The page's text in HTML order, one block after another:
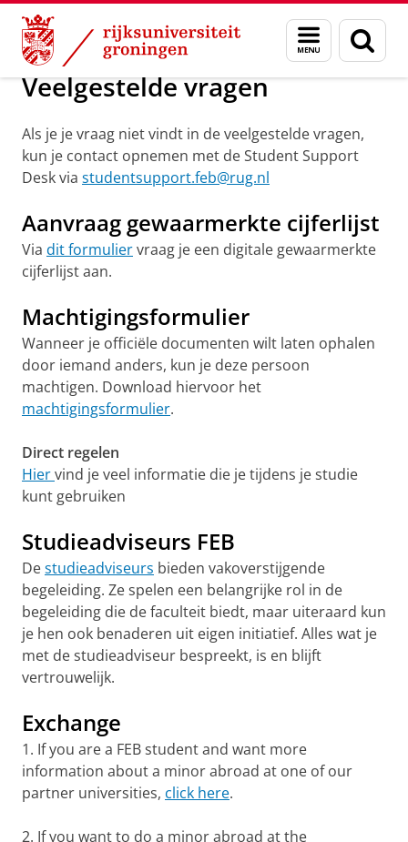
Skip
Content
Skip
Navigation
Menu
en
zoeken
Over ons Veelgestelde vragen
Veelgestelde vragen
Als je je vraag niet vindt in de veelgestelde vragen,
kun je contact opnemen met de Student Support
Desk via studentsupport.feb@rug.nl
Aanvraag gewaarmerkte cijferlijst
Via dit formuliervraag je een digitale gewaarmerkte
cijferlijst aan.
Machtigingsformulier
Wanneer je officiële documenten wilt laten ophalen
door iemand anders, kun je deze persoon
machtigen. Download hiervoor het
machtigingsformulier.
Direct regelen
Hiervind je veel informatie die je tijdens je studie
kunt gebruiken
Studieadviseurs FEB
Destudieadviseurs bieden vakoverstijgende
begeleiding. Ze spelen een belangrijke rol in de
begeleiding die de faculteit biedt, maar uiteraard kun
je hen ook benaderen uit eigen initiatief. Alles wat je
met de studieadviseur bespreekt, is en blijft
vertrouwelijk.
Exchange
1. If you are a FEB student and want more
information about a minor abroad at one of our
partner universities, click here.
2. If you want to do a minor abroad at the